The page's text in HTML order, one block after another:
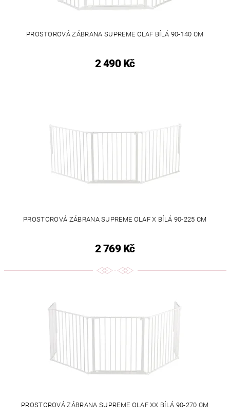
PROSTOROVÁ ZÁBRANA SUPREME OLAF BÍLÁ 90-140 CM
2 490 Kč
PROSTOROVÁ ZÁBRANA SUPREME OLAF X BÍLÁ 90-225 CM
2 769 Kč
PROSTOROVÁ ZÁBRANA SUPREME OLAF XX BÍLÁ 90-270 CM